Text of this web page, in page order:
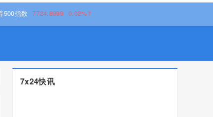
7724.8999 0.02%↑
7x24快讯